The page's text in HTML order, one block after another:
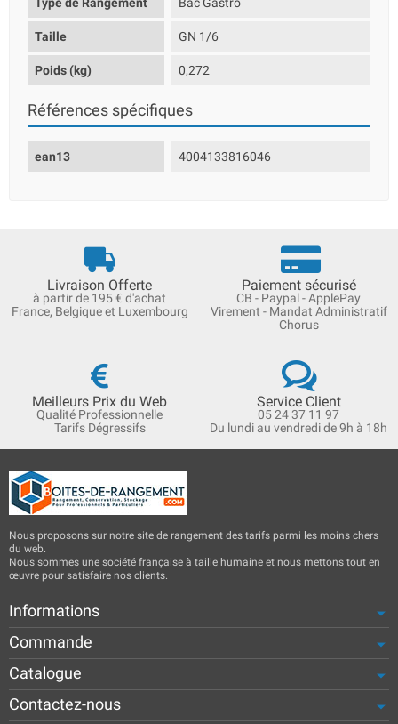
Taille GN 1/6
Poids (kg) 0,272
Références spécifiques
ean13 4004133816046
Livraison Offerte
à partir de 195 € d'achat
France, Belgique et Luxembourg
Paiement sécurisé
CB - Paypal - ApplePay
Virement - Mandat Administratif
Chorus
Meilleurs Prix du Web
Qualité Professionnelle
Tarifs Dégressifs
Service Client
05 24 37 11 97
Du lundi au vendredi de 9h à 18h
Nous proposons sur notre site de rangement des tarifs parmi les moins chers
du web.
Nous sommes une société française à taille humaine et nous mettons tout en
œuvre pour satisfaire nos clients.
Informations
Commande
Catalogue
Contactez-nous